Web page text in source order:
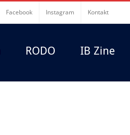
Facebook Instagram Kontakt
RODO IB Zine